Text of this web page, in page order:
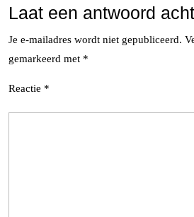
Laat een antwoord
Je e-mailadres wordt niet gepubliceerd.
gemarkeerd met *
Reactie *